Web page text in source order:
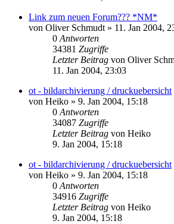
Link zum neuen Forum??? *NM*
von Oliver Schmudt » 11. Jan 2004,
0 Antworten
34381 Zugriffe
Letzter Beitrag von Oliver
11. Jan 2004, 23:03
ot - bildarchivierung / druckuebersicht
von Heiko » 9. Jan 2004, 15:18
0 Antworten
34087 Zugriffe
Letzter Beitrag von Heiko
9. Jan 2004, 15:18
ot - bildarchivierung / druckuebersicht
von Heiko » 9. Jan 2004, 15:18
0 Antworten
34916 Zugriffe
Letzter Beitrag von Heiko
9. Jan 2004, 15:18